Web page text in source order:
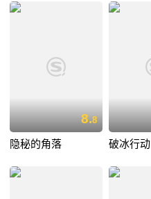
8.8
隐秘的角落 破冰行动